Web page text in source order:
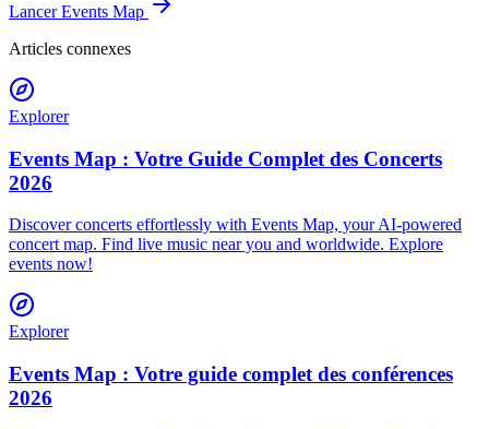
Lancer Events Map
Articles connexes
Explorer
Events Map : Votre Guide Complet des Concerts
2026
Discover concerts effortlessly with Events Map, your AI-powered
concert map. Find live music near you and worldwide. Explore
events now!
Explorer
Events Map : Votre guide complet des conférences
2026